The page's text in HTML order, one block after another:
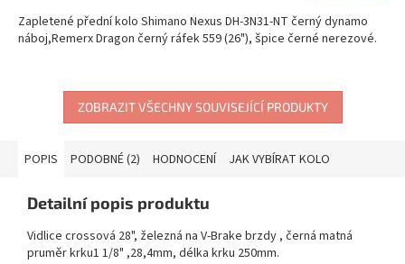
z
5
Zapletené přední kolo Shimano Nexus DH-3N31-NT černý dynamo
náboj,Remerx Dragon černý ráfek 559 (26"), špice černé nerezové.
ZOBRAZIT VŠECHNY SOUVISEJÍCÍ PRODUKTY
POPIS PODOBNÉ (2) HODNOCENÍ JAK VYBÍRAT KOLO
Detailní popis produktu
Vidlice crossová 28", železná na V-Brake brzdy , černá matná
pruměr krku1 1/8" ,28,4mm, délka krku 250mm.